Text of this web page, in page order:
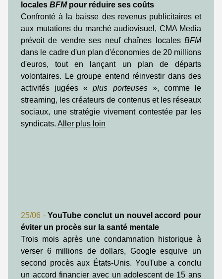
locales BFMpour réduire ses coûts
Confronté à la baisse des revenus publicitaires et
aux mutations du marché audiovisuel, CMA Media
prévoit de vendre ses neuf chaînes locales BFM
dans le cadre d'un plan d'économies de 20 millions
d'euros, tout en lançant un plan de départs
volontaires. Le groupe entend réinvestir dans des
activités jugées «plus porteuses», comme le
streaming, les créateurs de contenus et les réseaux
sociaux, une stratégie vivement contestée par les
syndicats. Aller plus loin
25/06 -YouTube conclut un nouvel accord pour
éviter un procès sur la santé mentale
Trois mois après une condamnation historique à
verser 6 millions de dollars, Google esquive un
second procès aux États-Unis. YouTube a conclu
un accord financier avec un adolescent de 15 ans